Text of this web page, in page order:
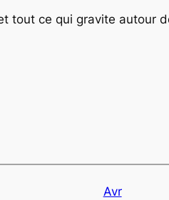
tout ce qui gravite autour
Avr